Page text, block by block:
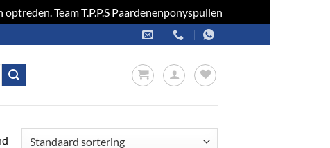
Team T.P.P.S Paardenenponyspullen